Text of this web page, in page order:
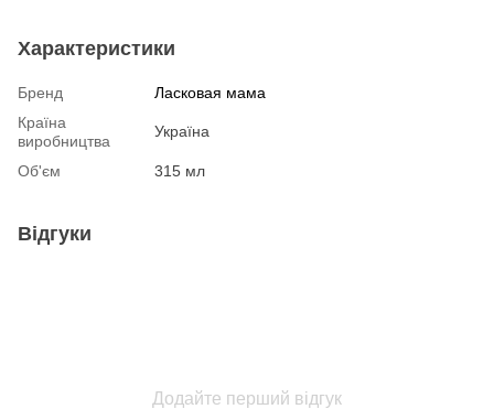
Характеристики
Бренд
Ласковая мама
Країна
виробництва
Україна
Об'єм 315 мл
Відгуки
Додайте перший відгук